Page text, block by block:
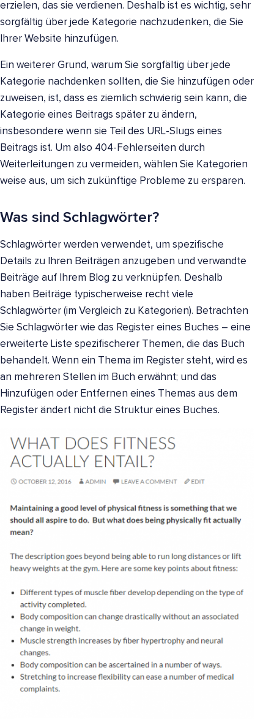
erzielen, das sie verdienen. Deshalb ist es wichtig, sehr
sorgfältig über jede Kategorie nachzudenken, die Sie
Ihrer Website hinzufügen.
Ein weiterer Grund, warum Sie sorgfältig über jede
Kategorie nachdenken sollten, die Sie hinzufügen oder
zuweisen, ist, dass es ziemlich schwierig sein kann, die
Kategorie eines Beitrags später zu ändern,
insbesondere wenn sie Teil des URL-Slugs eines
Beitrags ist. Um also 404-Fehlerseiten durch
Weiterleitungen zu vermeiden, wählen Sie Kategorien
weise aus, um sich zukünftige Probleme zu ersparen.
Was sind Schlagwörter?
Schlagwörter werden verwendet, um spezifische
Details zu Ihren Beiträgen anzugeben und verwandte
Beiträge auf Ihrem Blog zu verknüpfen. Deshalb
haben Beiträge typischerweise recht viele
Schlagwörter (im Vergleich zu Kategorien). Betrachten
Sie Schlagwörter wie das Register eines Buches – eine
erweiterte Liste spezifischerer Themen, die das Buch
behandelt. Wenn ein Thema im Register steht, wird es
an mehreren Stellen im Buch erwähnt; und das
Hinzufügen oder Entfernen eines Themas aus dem
Register ändert nicht die Struktur eines Buches.